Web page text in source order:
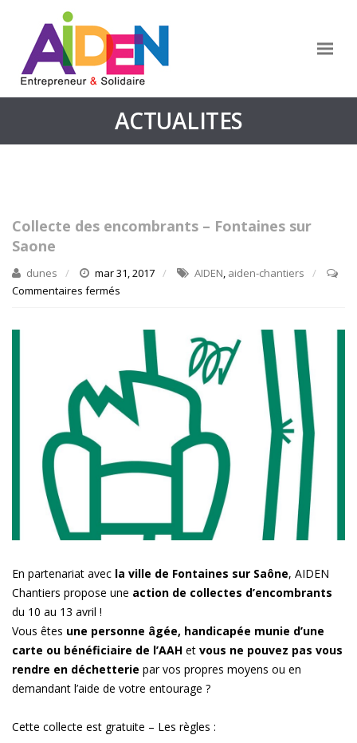
ACTUALITES
Collecte des encombrants – Fontaines sur
Saone
dunes mar 31, 2017 AIDEN, aiden-chantiers
Commentaires fermés
encombrants
Fontaines
sur
Saone
En partenariat avec la ville de Fontaines sur Saône, AIDEN
Chantiers propose une action de collectes d’encombrants
du 10 au 13 avril !
Vous êtes une personne âgée, handicapée munie d’une
carte ou bénéficiaire de l’AAH et vous ne pouvez pas vous
rendre en déchetterie par vos propres moyens ou en
demandant l’aide de votre entourage ?
Cette collecte est gratuite – Les règles :